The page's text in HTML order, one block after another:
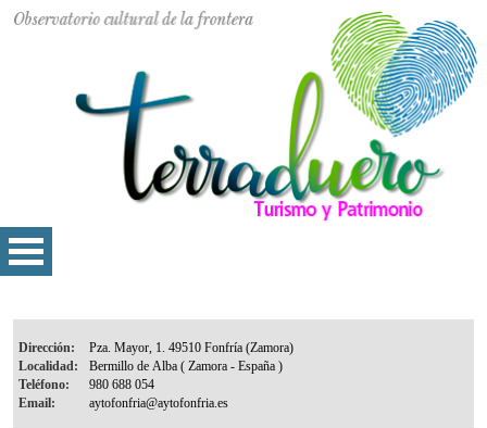
Dirección:
Localidad:
Teléfono:
Email: